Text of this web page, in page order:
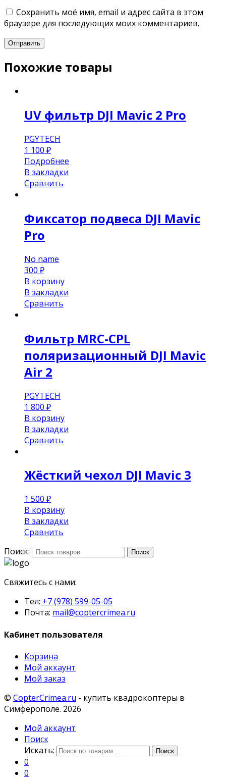
Сохранить моё имя, email и адрес сайта в этом
браузере для последующих моих комментариев.
Похожие товары
UV фильтр DJI Mavic 2 Pro
PGYTECH
1 100 ₽
Подробнее
В закладки
Сравнить
Фиксатор подвеса DJI Mavic
Pro
No name
300 ₽
В корзину
В закладки
Сравнить
Фильтр MRC-CPL
поляризационный DJI Mavic
Air 2
PGYTECH
1 800 ₽
В корзину
В закладки
Сравнить
Жёсткий чехол DJI Mavic 3
1 500 ₽
В корзину
В закладки
Сравнить
Поиск:
Поиск
Свяжитесь с нами:
Тел: +7 (978) 599-05-05
Почта: mail@coptercrimea.ru
Кабинет пользователя
Корзина
Мой аккаунт
Мой заказ
© CopterCrimea.ru - купить квадрокоптеры в
Симферополе. 2026
Мой аккаунт
Поиск
Искать:
Поиск
0
0